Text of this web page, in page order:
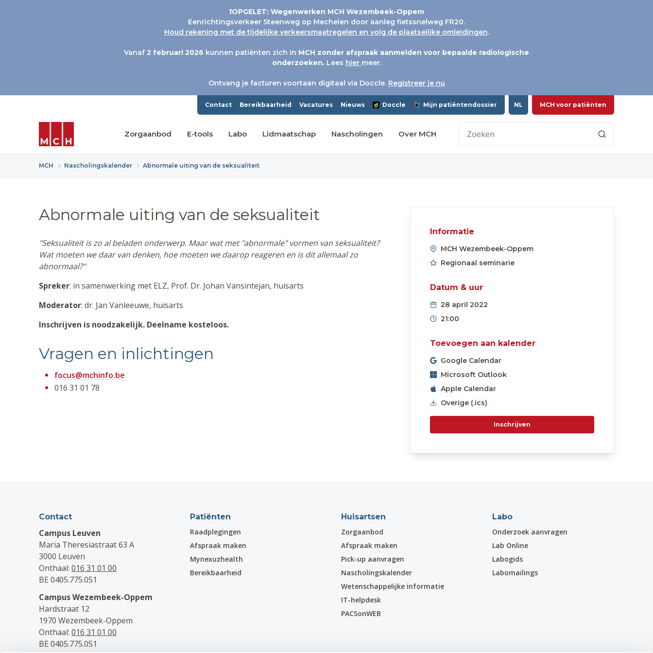
❗OPGELET: Wegenwerken MCH Wezembeek-Oppem
Eenrichtingsverkeer Steenweg op Mechelen door aanleg fietssnelweg FR20.
Houd rekening met de tijdelijke verkeersmaatregelen en volg de plaatselijke omleidingen.
Vanaf 2 februari 2026 kunnen patiënten zich in MCH zonder afspraak aanmelden voor bepaalde radiologische
onderzoeken. Lees hier meer.
Ontvang je facturen voortaan digitaal via Doccle. Registreer je nu
Contact Bereikbaarheid Vacatures Nieuws Doccle Mijn patiëntendossier NL MCH voor patiënten
Zorgaanbod E-tools Labo Lidmaatschap Nascholingen Over MCH
MCH Nascholingskalender Abnormale uiting van de seksualiteit
Abnormale uiting van de seksualiteit
"Seksualiteit is zo al beladen onderwerp. Maar wat met "abnormale" vormen van seksualiteit?
Wat moeten we daar van denken, hoe moeten we daarop reageren en is dit allemaal zo
abnormaal?"
Spreker: in samenwerking met ELZ, Prof. Dr. Johan Vansintejan, huisarts
Moderator: dr. Jan Vanleeuwe, huisarts
Inschrijven is noodzakelijk. Deelname kosteloos.
Vragen en inlichtingen
focus@mchinfo.be
016 31 01 78
Informatie
MCH Wezembeek-Oppem
Regionaal seminarie
Datum & uur
28 april 2022
21:00
Toevoegen aan kalender
Google Calendar
Microsoft Outlook
Apple Calendar
Overige (.ics)
Inschrijven
Contact
Campus Leuven
Maria Theresiastraat 63 A
3000 Leuven
Onthaal: 016 31 01 00
BE 0405.775.051
Campus Wezembeek-Oppem
Hardstraat 12
1970 Wezembeek-Oppem
Onthaal: 016 31 01 00
BE 0405.775.051
Patiënten
Raadplegingen
Afspraak maken
Mynexuzhealth
Bereikbaarheid
Huisartsen
Zorgaanbod
Afspraak maken
Pick-up aanvragen
Nascholingskalender
Wetenschappelijke informatie
IT-helpdesk
PACSonWEB
Labo
Onderzoek aanvragen
Lab Online
Labogids
Labomailings